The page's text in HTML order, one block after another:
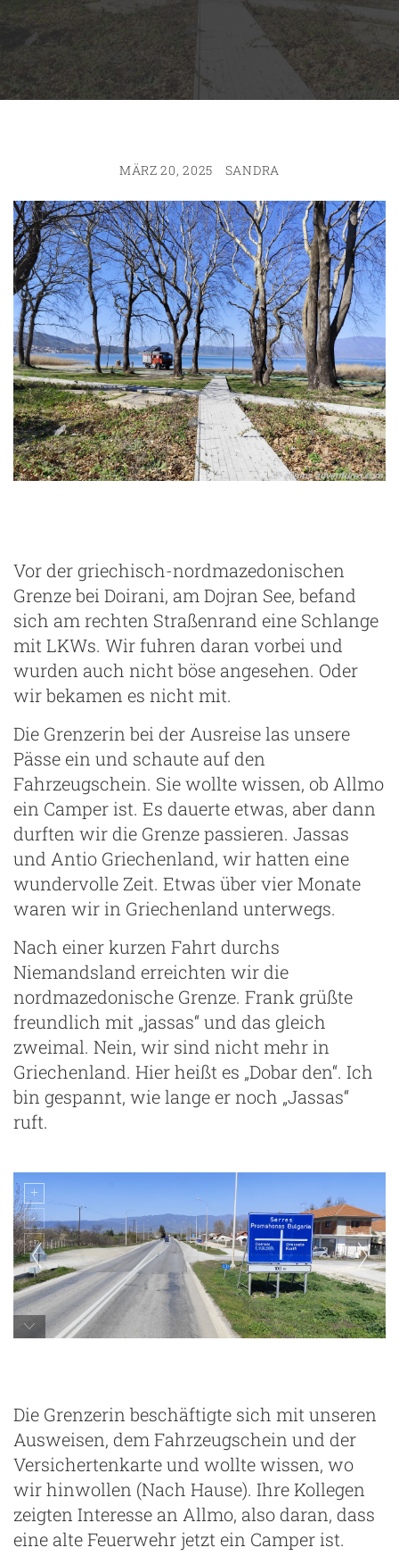
MÄRZ 20, 2025 SANDRA
Vor der griechisch-nordmazedonischen
Grenze bei Doirani, am Dojran See, befand
sich am rechten Straßenrand eine Schlange
mit LKWs. Wir fuhren daran vorbei und
wurden auch nicht böse angesehen. Oder
wir bekamen es nicht mit.
Die Grenzerin bei der Ausreise las unsere
Pässe ein und schaute auf den
Fahrzeugschein. Sie wollte wissen, ob Allmo
ein Camper ist. Es dauerte etwas, aber dann
durften wir die Grenze passieren. Jassas
und Antio Griechenland, wir hatten eine
wundervolle Zeit. Etwas über vier Monate
waren wir in Griechenland unterwegs.
Nach einer kurzen Fahrt durchs
Niemandsland erreichten wir die
nordmazedonische Grenze. Frank grüßte
freundlich mit „jassas“ und das gleich
zweimal. Nein, wir sind nicht mehr in
Griechenland. Hier heißt es „Dobar den“. Ich
bin gespannt, wie lange er noch „Jassas“
ruft.
Die Grenzerin beschäftigte sich mit unseren
Ausweisen, dem Fahrzeugschein und der
Versichertenkarte und wollte wissen, wo
wir hinwollen (Nach Hause). Ihre Kollegen
zeigten Interesse an Allmo, also daran, dass
eine alte Feuerwehr jetzt ein Camper ist.